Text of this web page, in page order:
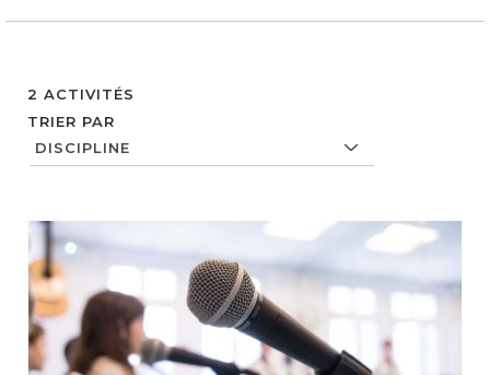
2 ACTIVITÉS
TRIER PAR